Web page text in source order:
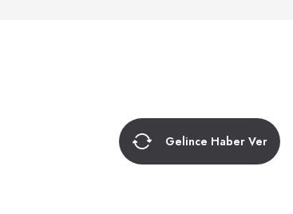
Gelince Haber Ver